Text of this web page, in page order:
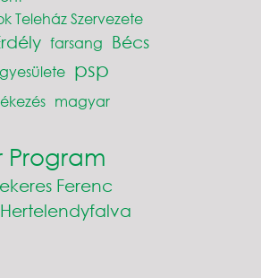
Teleház Szervezete
farsang Bécs
psp
magyar
Program
Ferenc
Hertelendyfalva